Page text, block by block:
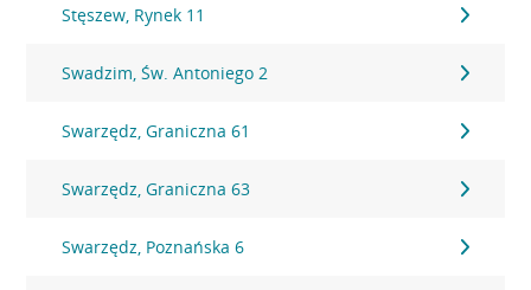
Stęszew, Rynek 11
Swadzim, Św. Antoniego 2
Swarzędz, Graniczna 61
Swarzędz, Graniczna 63
Swarzędz, Poznańska 6